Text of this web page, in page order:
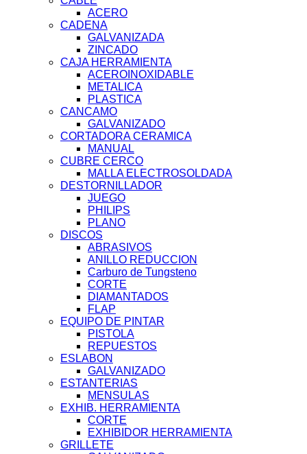
ACERO
CADENA
GALVANIZADA
ZINCADO
CAJA HERRAMIENTA
ACEROINOXIDABLE
METALICA
PLASTICA
CANCAMO
GALVANIZADO
CORTADORA CERAMICA
MANUAL
CUBRE CERCO
MALLA ELECTROSOLDADA
DESTORNILLADOR
JUEGO
PHILIPS
PLANO
DISCOS
ABRASIVOS
ANILLO REDUCCION
Carburo de Tungsteno
CORTE
DIAMANTADOS
FLAP
EQUIPO DE PINTAR
PISTOLA
REPUESTOS
ESLABON
GALVANIZADO
ESTANTERIAS
MENSULAS
EXHIB. HERRAMIENTA
CORTE
EXHIBIDOR HERRAMIENTA
GRILLETE